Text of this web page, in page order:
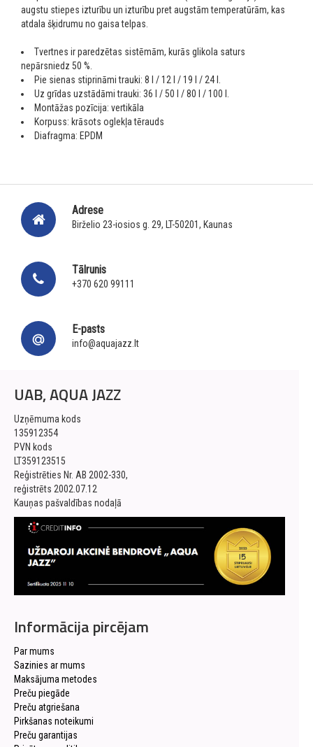
augstu stiepes izturību un izturību pret augstām temperatūrām, kas
atdala šķidrumu no gaisa telpas.
Tvertnes ir paredzētas sistēmām, kurās glikola saturs
nepārsniedz 50 %.
Pie sienas stiprināmi trauki: 8 l / 12 l / 19 l / 24 l.
Uz grīdas uzstādāmi trauki: 36 l / 50 l / 80 l / 100 l.
Montāžas pozīcija: vertikāla
Korpuss: krāsots oglekļa tērauds
Diafragma: EPDM
Adrese
Birželio 23-iosios g. 29, LT-50201, Kaunas
Tālrunis
+370 620 99111
E-pasts
info@aquajazz.lt
UAB, AQUA JAZZ
Uzņēmuma kods
135912354
PVN kods
LT359123515
Reģistrēties Nr. AB 2002-330,
reģistrēts 2002.07.12
Kauņas pašvaldības nodaļā
Informācija pircējam
Par mums
Sazinies ar mums
Maksājuma metodes
Preču piegāde
Preču atgriešana
Pirkšanas noteikumi
Preču garantijas